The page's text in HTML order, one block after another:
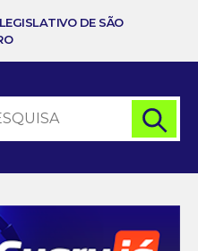
DE SÃO